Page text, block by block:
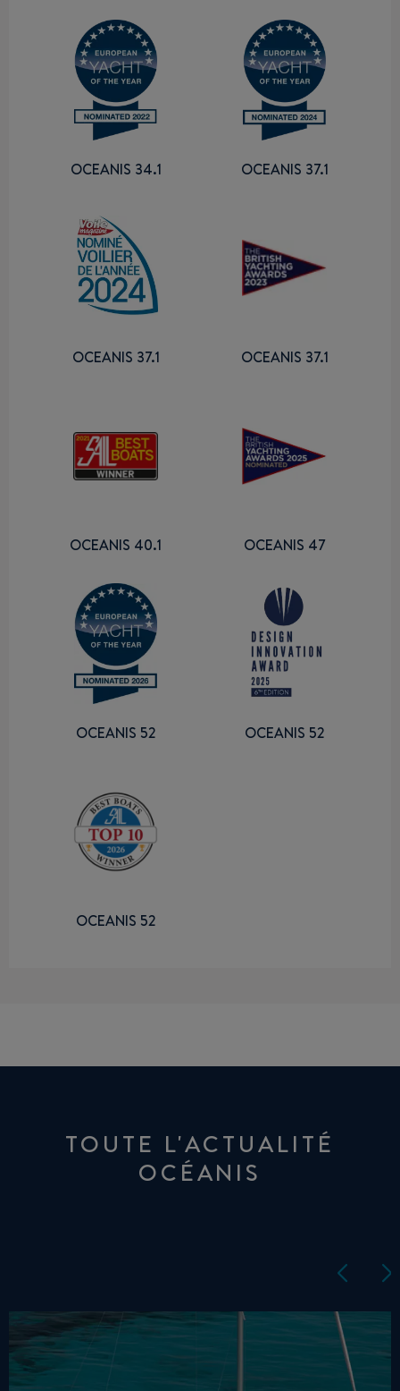
OCEANIS 34.1 OCEANIS 37.1
OCEANIS 37.1 OCEANIS 37.1
OCEANIS 40.1 OCEANIS 47
OCEANIS 52 OCEANIS 52
OCEANIS 52
TOUTE L'ACTUALITÉ
OCÉANIS